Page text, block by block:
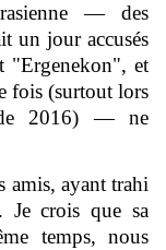
— des
un jour accusés
"Ergenekon", et
fois (surtout lors
2016) — ne
amis, ayant trahi
Je crois que sa
temps, nous